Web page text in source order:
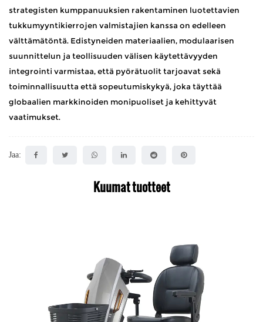
strategisten kumppanuuksien rakentaminen luotettavien
tukkumyyntikierrojen valmistajien kanssa on edelleen
välttämätöntä. Edistyneiden materiaalien, modulaarisen
suunnittelun ja teollisuuden välisen käytettävyyden
integrointi varmistaa, että pyörätuolit tarjoavat sekä
toiminnallisuutta että sopeutumiskykyä, joka täyttää
globaalien markkinoiden monipuoliset ja kehittyvät
vaatimukset.
Jaa:
Kuumat tuotteet